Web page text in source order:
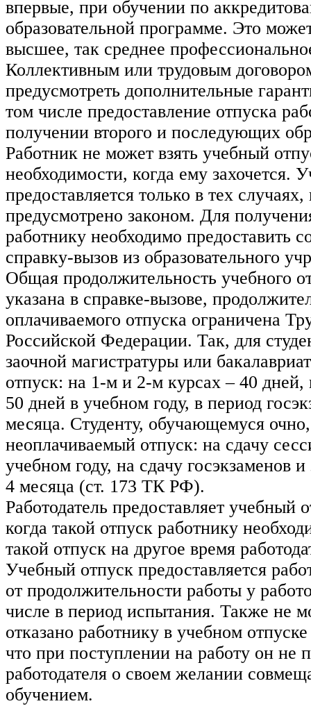
впервые, при обучении по
образовательной программе. Это
высшее, так среднее
Коллективным или трудовым
предусмотреть дополнительные
том числе предоставление отпуска
получении второго и последующих
Работник не может взять учебный
необходимости, когда ему захочется.
предоставляется только в тех случаях,
предусмотрено законом. Для
работнику необходимо предоставить
справку-вызов из образовательного
Общая продолжительность учебного
указана в справке-вызове,
оплачиваемого отпуска ограничена
Российской Федерации. Так, для
заочной магистратуры или
отпуск: на 1-м и 2-м курсах – 40
50 дней в учебном году, в период
месяца. Студенту, обучающемуся
неоплачиваемый отпуск: на сдачу
учебном году, на сдачу госэкзаменов
4 месяца (ст. 173 ТК РФ).
Работодатель предоставляет учебный
когда такой отпуск работнику
такой отпуск на другое время
Учебный отпуск предоставляется
от продолжительности работы у
числе в период испытания. Также не
отказано работнику в учебном
что при поступлении на работу он не
работодателя о своем желании
обучением.